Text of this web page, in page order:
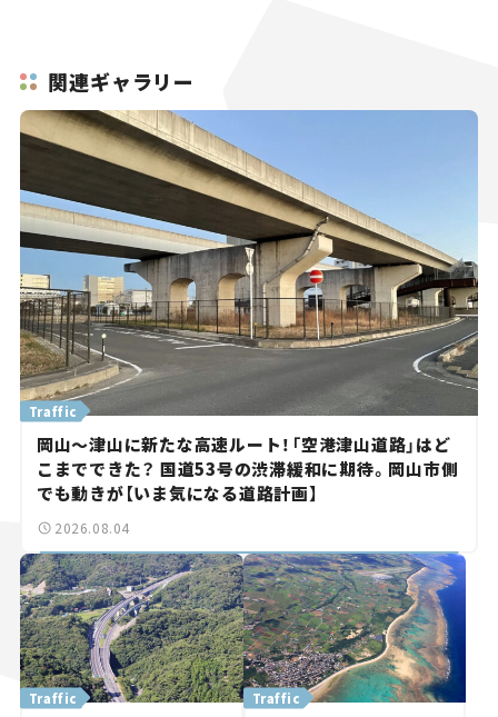
関連ギャラリー
Traffic
岡山～津山に新たな高速ルート！「空港津山道路」はど
こまでできた？ 国道53号の渋滞緩和に期待。岡山市側
でも動きが【いま気になる道路計画】
2026.08.04
Traffic Traffic